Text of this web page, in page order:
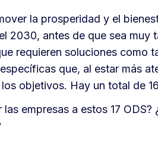
la prosperidad y el
2030, antes de que sea muy
requieren soluciones como
que, al estar más
objetivos. Hay un total de
empresas a estos 17 ODS?